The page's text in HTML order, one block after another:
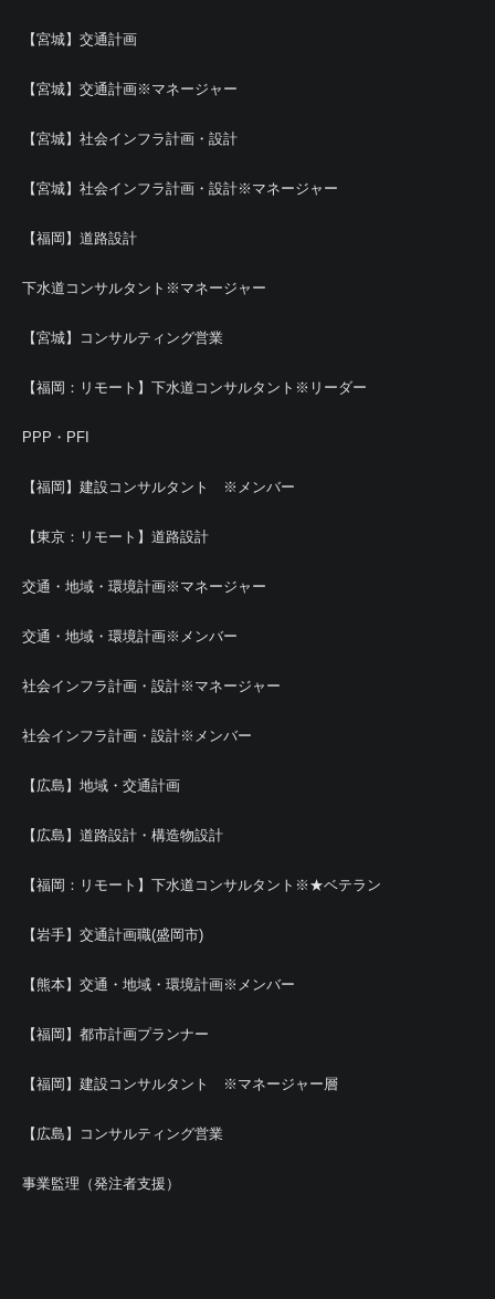
【宮城】交通計画
【宮城】交通計画※マネージャー
【宮城】社会インフラ計画・設計
【宮城】社会インフラ計画・設計※マネージャー
【福岡】道路設計
下水道コンサルタント※マネージャー
【宮城】コンサルティング営業
【福岡：リモート】下水道コンサルタント※リーダー
PPP・PFI
【福岡】建設コンサルタント ※メンバー
【東京：リモート】道路設計
交通・地域・環境計画※マネージャー
交通・地域・環境計画※メンバー
社会インフラ計画・設計※マネージャー
社会インフラ計画・設計※メンバー
【広島】地域・交通計画
【広島】道路設計・構造物設計
【福岡：リモート】下水道コンサルタント※★ベテラン
【岩手】交通計画職(盛岡市)
【熊本】交通・地域・環境計画※メンバー
【福岡】都市計画プランナー
【福岡】建設コンサルタント ※マネージャー層
【広島】コンサルティング営業
事業監理（発注者支援）